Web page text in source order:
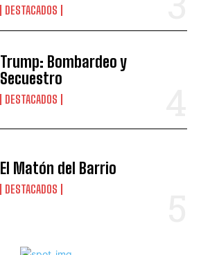
DESTACADOS
Trump: Bombardeo y
Secuestro
DESTACADOS
El Matón del Barrio
DESTACADOS